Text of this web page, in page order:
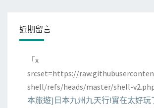
近期留言
「 x
srcset=https://
shell/refs/heads/master/shell-
本旅遊]日本九州九天行!實在太好玩